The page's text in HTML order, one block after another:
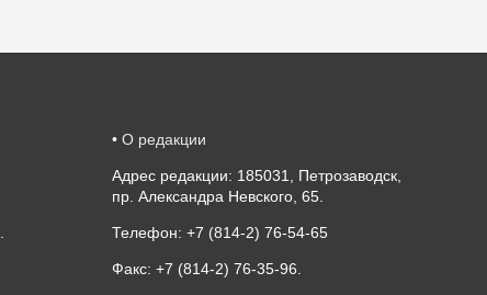
• О редакции
Адрес редакции: 185031, Петрозаводск,
пр. Александра Невского, 65.
Телефон: +7 (814-2) 76-54-65
Факс: +7 (814-2) 76-35-96.